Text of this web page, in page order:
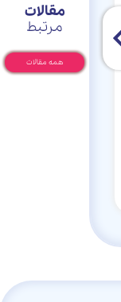
لیست مهم
مقالات
مرتبط
همه مقالات